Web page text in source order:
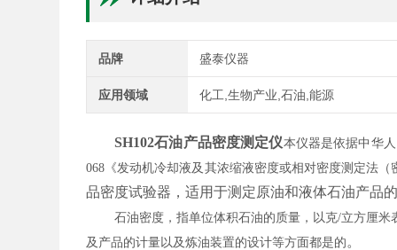
品牌 盛泰仪器
应用领域 化工,生物产业,石油,能源
SH102石油产品密度测定仪本仪器是依据中华
068《发动机冷却液及其浓缩液密度或相对密度测定法（
品密度试验器，适用于测定原油和液体石油产品
石油密度，指单位体积石油的质量，以克/立方厘米
及产品的计量以及炼油装置的设计等方面都是的 。